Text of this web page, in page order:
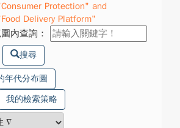
Protection" and
Delivery Platform"
內查詢：
搜尋
年代分布圖
我的檢索策略